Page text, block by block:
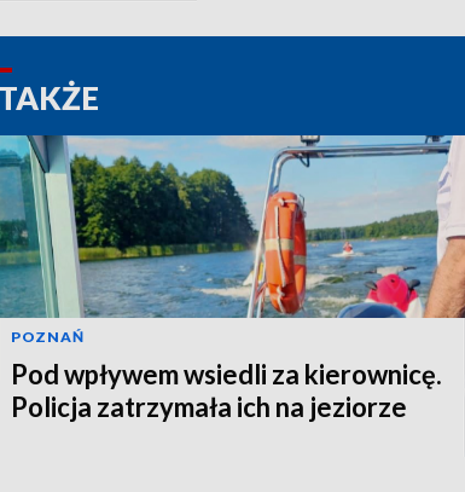
POZNAŃ
Pod wpływem wsiedli za kierownicę.
Policja zatrzymała ich na jeziorze